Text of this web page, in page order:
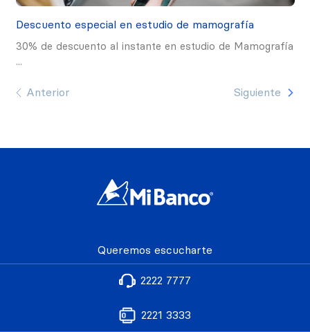
Descuento especial en estudio de mamografía
30% de descuento al instante en estudio de Mamografía
...
Anterior Siguiente
Queremos escucharte
2222 7777
2221 3333